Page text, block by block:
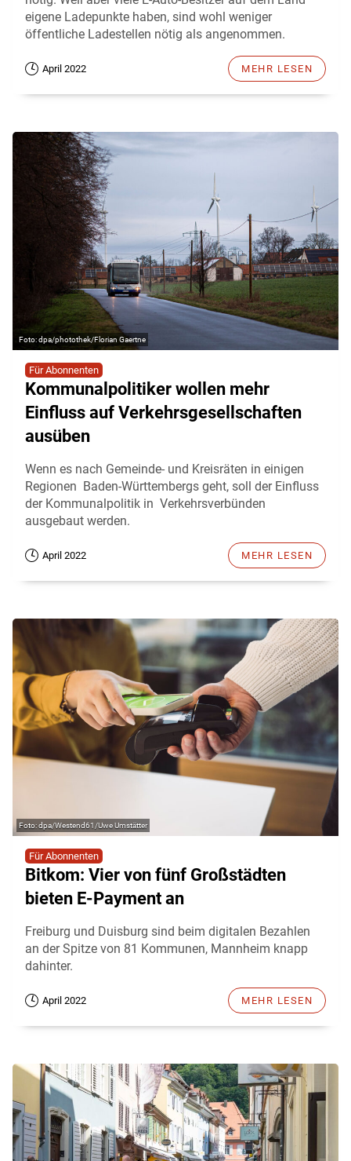
eigene Ladepunkte haben, sind wohl weniger
öffentliche Ladestellen nötig als angenommen.
April 2022 MEHR LESEN
dpa/photothek/Florian Gaertne
Für Abonnenten
Kommunalpolitiker wollen mehr
Einfluss auf Verkehrsgesellschaften
ausüben
Wenn es nach Gemeinde- und Kreisräten in einigen
Regionen Baden-Württembergs geht, soll der Einfluss
der Kommunalpolitik in Verkehrsverbünden
ausgebaut werden.
April 2022 MEHR LESEN
dpa/Westend61/Uwe Umstätter
Für Abonnenten
Bitkom: Vier von fünf Großstädten
bieten E-Payment an
Freiburg und Duisburg sind beim digitalen Bezahlen
an der Spitze von 81 Kommunen, Mannheim knapp
dahinter.
April 2022 MEHR LESEN